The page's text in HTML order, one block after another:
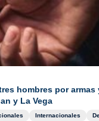
hombres por armas
y La Vega
Internacionales